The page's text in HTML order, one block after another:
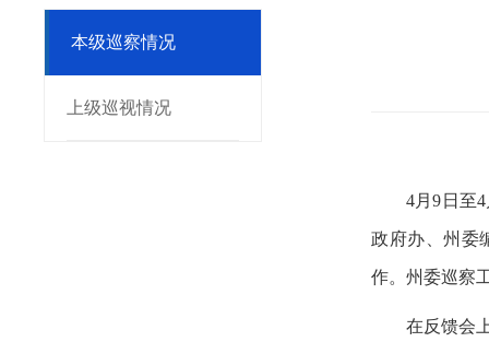
本级巡察情况
上级巡视情况
4月9日至
政府办、州委
作。州委巡察
在反馈会